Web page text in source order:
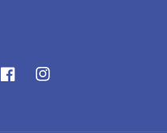
FacebookInstagram